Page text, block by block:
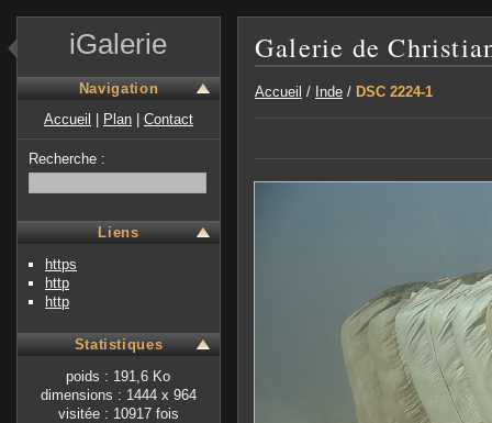
iGalerie
Navigation
Accueil
Plan Contact
Recherche :
Liens
https
http
http
Statistiques
poids : 191,6 Ko
dimensions : 1444 x 964
visitée : 10917 fois
Galerie de
Accueil / Inde / DSC 2224-1